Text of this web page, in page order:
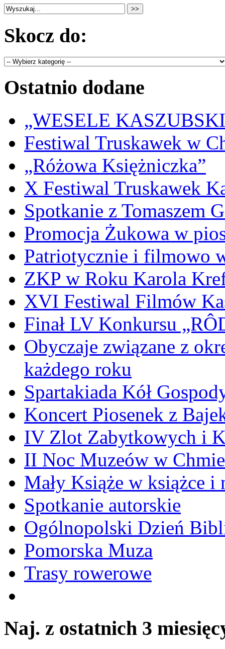
Skocz do:
Ostatnio dodane
„WESELE
Festiwal Truskawek w
„Różowa Księżniczka”
X Festiwal Truskawek
Spotkanie z Tomaszem
Promocja Żukowa w
Patriotycznie i filmowo
ZKP w Roku Karola
XVI Festiwal Filmów
Finał LV Konkursu
Obyczaje związane z
każdego roku
Spartakiada Kół
Koncert Piosenek z
IV Zlot Zabytkowych i
II Noc Muzeów w
Mały Książe w książce i
Spotkanie autorskie
Ogólnopolski Dzień
Pomorska Muza
Trasy rowerowe
Naj. z ostatnich 3